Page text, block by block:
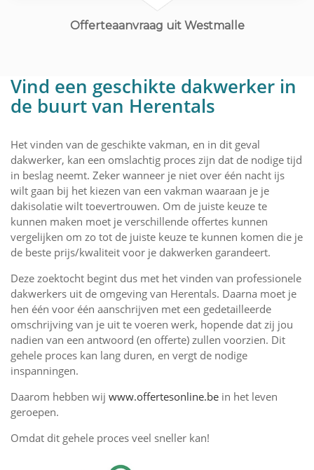
Offerteaanvraag uit Westmalle
Vind een geschikte dakwerker in
de buurt van Herentals
Het vinden van de geschikte vakman, en in dit geval
dakwerker, kan een omslachtig proces zijn dat de nodige tijd
in beslag neemt. Zeker wanneer je niet over één nacht ijs
wilt gaan bij het kiezen van een vakman waaraan je je
dakisolatie wilt toevertrouwen. Om de juiste keuze te
kunnen maken moet je verschillende offertes kunnen
vergelijken om zo tot de juiste keuze te kunnen komen die je
de beste prijs/kwaliteit voor je dakwerken garandeert.
Deze zoektocht begint dus met het vinden van professionele
dakwerkers uit de omgeving van Herentals. Daarna moet je
hen één voor één aanschrijven met een gedetailleerde
omschrijving van je uit te voeren werk, hopende dat zij jou
nadien van een antwoord (en offerte) zullen voorzien. Dit
gehele proces kan lang duren, en vergt de nodige
inspanningen.
Daarom hebben wij www.offertesonline.be in het leven
geroepen.
Omdat dit gehele proces veel sneller kan!